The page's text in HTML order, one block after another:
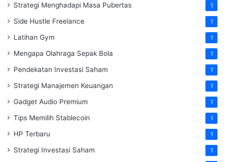
Strategi Menghadapi Masa Pubertas 1
Side Hustle Freelance 1
Latihan Gym 1
Mengapa Olahraga Sepak Bola 1
Pendekatan Investasi Saham 1
Strategi Manajemen Keuangan 1
Gadget Audio Premium 1
Tips Memilih Stablecoin 1
HP Terbaru 1
Strategi Investasi Saham 1